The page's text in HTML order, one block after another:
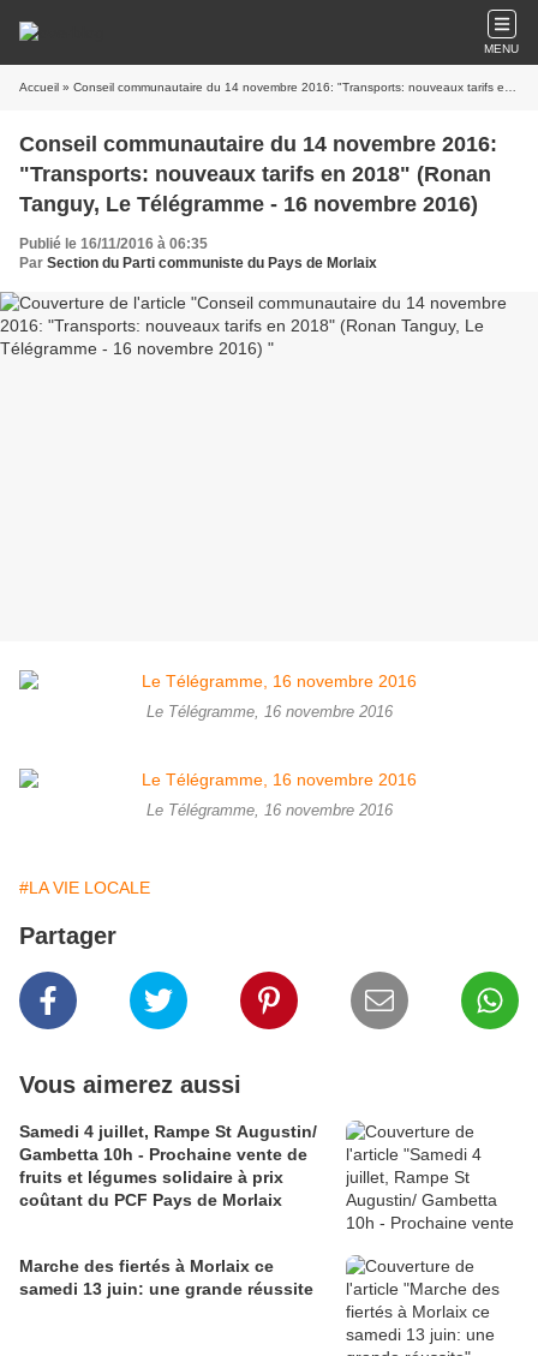
MENU
Accueil » Conseil communautaire du 14 novembre 2016: "Transports: nouveaux tarifs en 2018" (Ronan Tanguy, Le Télégramme - 16 novembre 2016)
Conseil communautaire du 14 novembre 2016:
"Transports: nouveaux tarifs en 2018" (Ronan
Tanguy, Le Télégramme - 16 novembre 2016)
Publié le 16/11/2016 à 06:35
Par Section du Parti communiste du Pays de Morlaix
Le Télégramme, 16 novembre 2016
Le Télégramme, 16 novembre 2016
#LA VIE LOCALE
Partager
Vous aimerez aussi
Samedi 4 juillet, Rampe St Augustin/
Gambetta 10h - Prochaine vente de
fruits et légumes solidaire à prix
coûtant du PCF Pays de Morlaix
Marche des fiertés à Morlaix ce
samedi 13 juin: une grande réussite